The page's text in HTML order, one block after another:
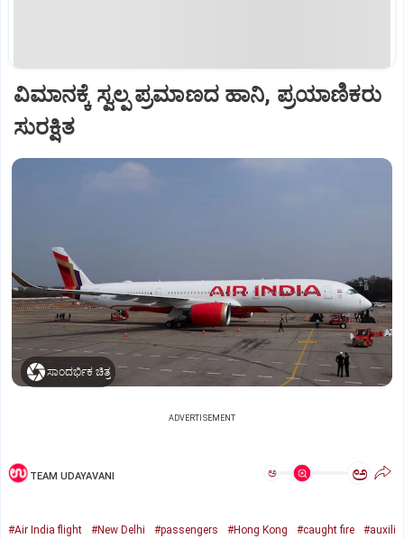
ವಿಮಾನಕ್ಕೆ ಸ್ವಲ್ಪ ಪ್ರಮಾಣದ ಹಾನಿ, ಪ್ರಯಾಣಿಕರು
ಸುರಕ್ಷಿತ
ಸಾಂದರ್ಭಿಕ ಚಿತ್ರ
ADVERTISEMENT
TEAM UDAYAVANI ಅ ಅ
#Air India flight #New Delhi #passengers #Hong Kong #caught fire
#auxili